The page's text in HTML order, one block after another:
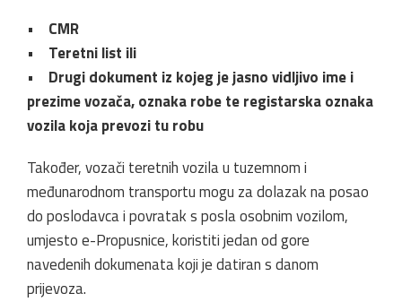
• CMR
• Teretni list ili
• Drugi dokument iz kojeg je jasno vidljivo ime i
prezime vozača, oznaka robe te registarska oznaka
vozila koja prevozi tu robu
Također, vozači teretnih vozila u tuzemnom i
međunarodnom transportu mogu za dolazak na posao
do poslodavca i povratak s posla osobnim vozilom,
umjesto e-Propusnice, koristiti jedan od gore
navedenih dokumenata koji je datiran s danom
prijevoza.